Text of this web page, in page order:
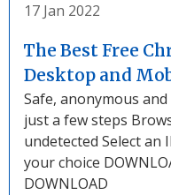
17 Jan 2022
The Best Free
Desktop and
Safe, anonymous
just a few steps
undetected Select
your choice
DOWNLOAD